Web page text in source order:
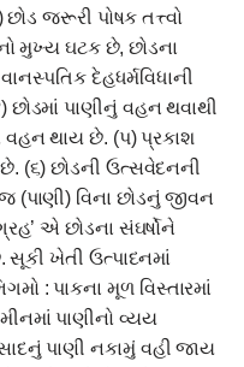
જરૂરી પોષક તત્ત્વો
મુખ્ય ઘટક છે, છોડના
દેહધર્મવિધાની
પાણીનું વહન થવાથી
વહન થાય છે. (પ) પ્રકાશ
(૬) છોડની ઉત્સવેદનની
(પાણી) વિના છોડનું જીવન
એ છોડના સંઘર્ષોને
ખેતી ઉત્પાદનમાં
: પાકના મૂળ વિસ્તારમાં
પાણીનો વ્યય
પાણી નકામું વહી જાય